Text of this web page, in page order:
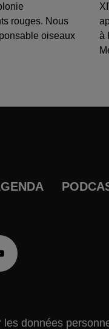
rouges. Nous
oiseaux
à
les données